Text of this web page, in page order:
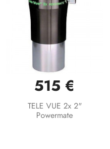
515 €
TELE VUE 2x 2"
Powermate